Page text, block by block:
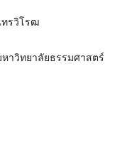
รวิโรฒ
าวิทยาลัยธรรมศาสตร์